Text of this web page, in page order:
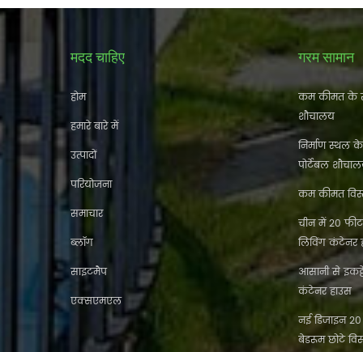
मदद चाहिए
होम
हमारे बारे में
उत्पादों
परियोजना
समाचार
ब्लॉग
साइटमैप
एक्सएमएल
गरम सामान
कम कीमत के
शौचालय
निर्माण स्थल
पोर्टेबल
कम कीमत
चीन में 20 फीट
लिविंग कंटेनर
आसानी से
कंटेनर हाउस
नई डिजाइन 20
बेडरूम छोटे